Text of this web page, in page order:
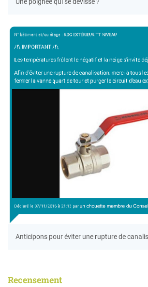
Anticipons pour éviter une rupture de
Recensement